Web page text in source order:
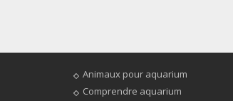
Animaux pour aquarium
Comprendre aquarium